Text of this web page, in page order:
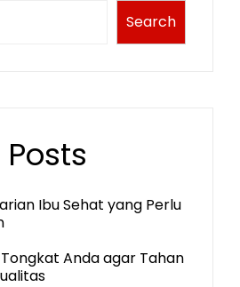
Search
Ibu Sehat yang Perlu
Anda agar Tahan